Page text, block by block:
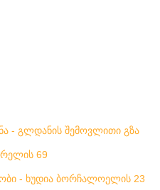
- გლდანის შემოვლითი გზა
69
- ხუდია ბორჩალოელის 23